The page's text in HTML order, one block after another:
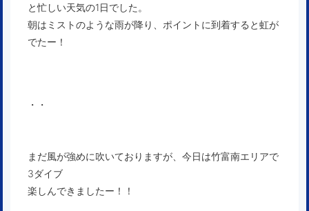
と忙しい天気の1日でした。
朝はミストのような雨が降り、ポイントに到着すると虹が
でたー！
・・
まだ風が強めに吹いておりますが、今日は竹富南エリアで
3ダイブ
楽しんできましたー！！